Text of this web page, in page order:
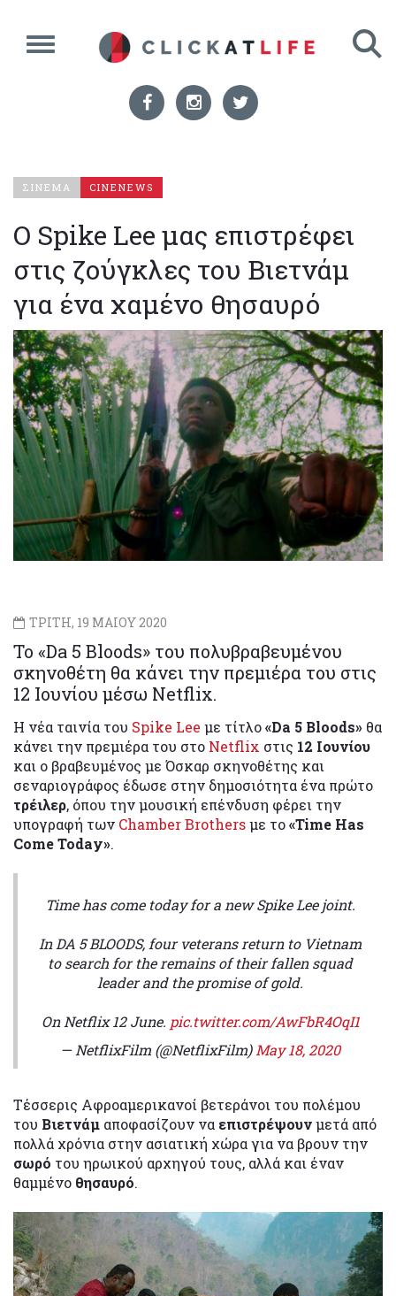
ΣΙΝΕΜΑ CINENEWS
Ο Spike Lee μας επιστρέφει
στις ζούγκλες του Βιετνάμ
για ένα χαμένο θησαυρό
ΤΡΙΤΗ, 19 ΜΑΙΟΥ 2020
Το «Da 5 Bloods» του πολυβραβευμένου
σκηνοθέτη θα κάνει την πρεμιέρα του στις
12 Ιουνίου μέσω Netflix.
Η νέα ταινία του Spike Lee με τίτλο«Da 5 Bloods» θα
κάνει την πρεμιέρα του στο Netflix στις 12 Ιουνίου
και ο βραβευμένος με Όσκαρ σκηνοθέτης και
σεναριογράφος έδωσε στην δημοσιότητα ένα πρώτο
τρέιλερ, όπου την μουσική επένδυση φέρει την
υπογραφή των Chamber Brothersμε το«Time Has
Come Today».
Time has come today for a new Spike Lee joint.
In DA 5 BLOODS, four veterans return to Vietnam
to search for the remains of their fallen squad
leader and the promise of gold.
On Netflix 12 June. pic.twitter.com/AwFbR4OqI1
— NetflixFilm (@NetflixFilm)May 18, 2020
Τέσσερις Αφροαμερικανοί βετεράνοι του πολέμου
του Βιετνάμ αποφασίζουν να επιστρέψουνμετά από
πολλά χρόνια στην ασιατική χώρα για να βρουν την
σωρό του ηρωικού αρχηγού τους, αλλά και έναν
θαμμένο θησαυρό.